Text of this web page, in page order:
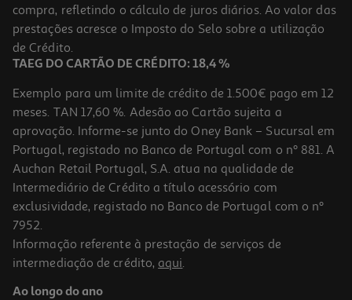
9.99 €/un
11,10 € PVP de editor
9,99 €
-10%
Livro Coelho Vs. Macaco - O Aye-Aye Supersónico
13.95 €/un
compra, refletindo o cálculo de juros diários. Ao valor das
prestações acresce o Imposto do Selo sobre a utilização
de Crédito.
TAEG DO CARTÃO DE CRÉDITO: 18,4 %
Exemplo para um limite de crédito de 1.500€ pago em 12
meses. TAN 17,60 %. Adesão ao Cartão sujeita a
aprovação. Informe-se junto do Oney Bank – Sucursal em
Portugal, registado no Banco de Portugal com o nº 881. A
Auchan Retail Portugal, S.A. atua na qualidade de
Intermediário de Crédito a título acessório com
exclusividade, registado no Banco de Portugal com o nº
7952.
Informação referente à prestação de serviços de
intermediação de crédito, aqui.
Ao longo do ano